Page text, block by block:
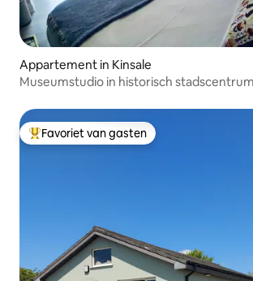
Appartement in Kinsale
Museumstudio in historisch stadscentrum
Topfavoriet van gasten
Favoriet van gasten